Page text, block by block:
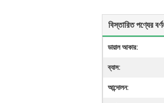
বিস্তারিত পণ্যের
ডায়াল আকার:
ব্যাস:
আন্দোলন: